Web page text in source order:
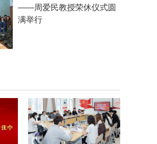
——周爱民教授荣休仪式圆
满举行